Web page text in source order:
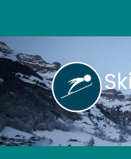
springen